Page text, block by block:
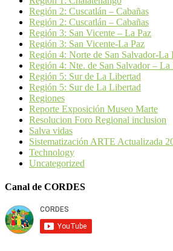
Región 2: Cuscatlán – Cabañas
Región 2: Cuscatlán – Cabañas
Región 3: San Vicente – La Paz
Región 3: San Vicente-La Paz
Región 4: Norte de San Salvador-La
Región 4: Nte. de San Salvador – La
Región 5: Sur de La Libertad
Región 5: Sur de La Libertad
Regiones
Reporte Exposición Museo Marte
Resolucion Foro Regional inclusion
Salva vidas
Sistematización ARTE Actualizada
Technology
Uncategorized
Canal de CORDES